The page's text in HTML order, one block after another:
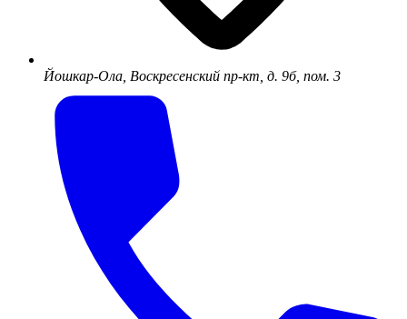
Йошкар-Ола, Воскресенский пр-кт, д. 9б, пом. 3